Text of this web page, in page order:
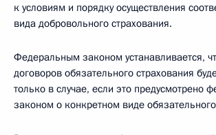
к условиям и порядку осуществления
вида добровольного страхования.
Федеральным законом устанавливается,
договоров обязательного страхования
только в случае, если это предусмотрено
законом о конкретном виде